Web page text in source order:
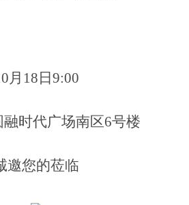
月18日9:00
时代广场南区6号楼
邀您的莅临